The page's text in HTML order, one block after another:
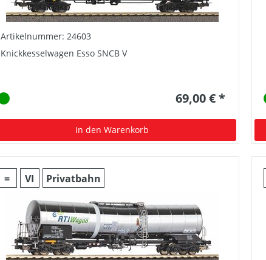
Artikelnummer: 24603
Knickkesselwagen Esso SNCB V
69,00 € *
In den Warenkorb
= VI Privatbahn